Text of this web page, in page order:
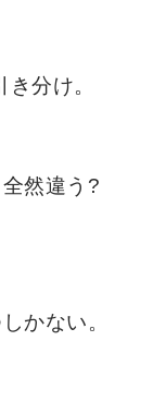
分け。
然違う?
かない。